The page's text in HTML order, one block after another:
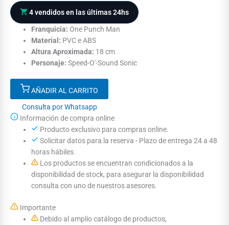
4 vendidos en las últimas 24hs
Franquicia: One Punch Man
Material: PVC e ABS
Altura Aproximada: 18 cm
Personaje: Speed-O'-Sound Sonic
AÑADIR AL CARRITO
Consulta por Whatsapp
Información de compra online
Producto exclusivo para compras online.
Solicitar datos para la reserva - Plazo de entrega 24 a 48
horas hábiles.
Los productos se encuentran condicionados a la
disponibilidad de stock, para asegurar la disponibilidad
consulta con uno de nuestros asesores.
Importante
Debido al amplio catálogo de productos,